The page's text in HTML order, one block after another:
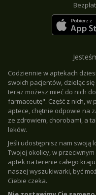
Codziennie w aptekach
swoich pacjentów, dzieląc
teraz możesz mieć do nich
farmaceutę". Część z nich, w
aptece, chętnie odpowie na
ze zdrowiem, chorobami, a
leków.
Jeśli udostępnisz nam swoją
Twojej okolicy, w
aptek na terenie całego
naszej wyszukiwarki, być
Ciebie czeka.